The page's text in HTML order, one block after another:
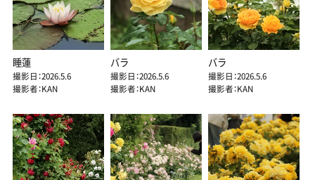
睡蓮
撮影日：2026.5.6
撮影者：KAN
バラ
撮影日：2026.5.6
撮影者：KAN
バラ
撮影日：2026.5.6
撮影者：KAN